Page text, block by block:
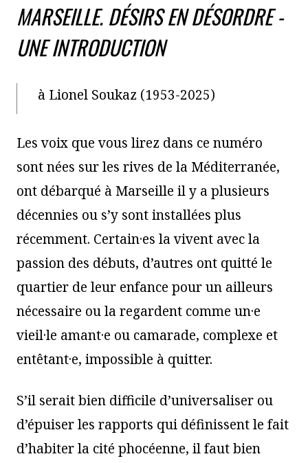
MARSEILLE. DÉSIRS EN DÉSORDRE -
UNE INTRODUCTION
à Lionel Soukaz (1953-2025)
Les voix que vous lirez dans ce numéro
sont nées sur les rives de la Méditerranée,
ont débarqué à Marseille il y a plusieurs
décennies ou s’y sont installées plus
récemment. Certain·es la vivent avec la
passion des débuts, d’autres ont quitté le
quartier de leur enfance pour un ailleurs
nécessaire ou la regardent comme un·e
vieil·le amant·e ou camarade, complexe et
entêtant·e, impossible à quitter.
S’il serait bien difficile d’universaliser ou
d’épuiser les rapports qui définissent le fait
d’habiter la cité phocéenne, il faut bien